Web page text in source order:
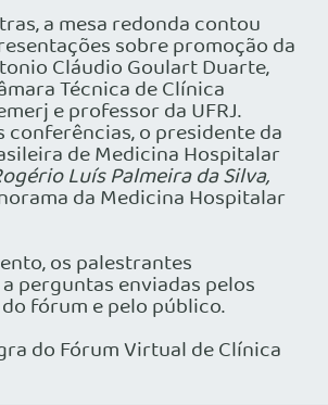
a mesa redonda contou
sobre promoção da
Cláudio Goulart Duarte,
Técnica de Clínica
e professor da UFRJ.
conferências, o presidente da
de Medicina Hospitalar
Luís Palmeira da Silva,
da Medicina Hospitalar
os palestrantes
perguntas enviadas pelos
fórum e pelo público.
do Fórum Virtual de Clínica